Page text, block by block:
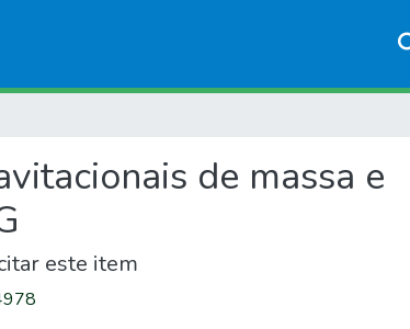
de massa e
este item